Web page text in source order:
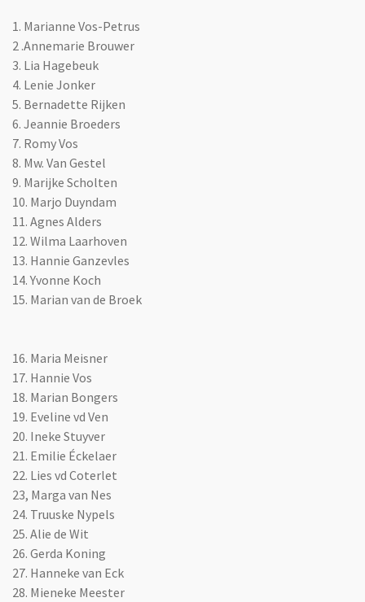
1. Marianne Vos-Petrus
2 .Annemarie Brouwer
3. Lia Hagebeuk
4. Lenie Jonker
5. Bernadette Rijken
6. Jeannie Broeders
7. Romy Vos
8. Mw. Van Gestel
9. Marijke Scholten
10. Marjo Duyndam
11. Agnes Alders
12. Wilma Laarhoven
13. Hannie Ganzevles
14. Yvonne Koch
15. Marian van de Broek
16. Maria Meisner
17. Hannie Vos
18. Marian Bongers
19. Eveline vd Ven
20. Ineke Stuyver
21. Emilie Éckelaer
22. Lies vd Coterlet
23, Marga van Nes
24. Truuske Nypels
25. Alie de Wit
26. Gerda Koning
27. Hanneke van Eck
28. Mieneke Meester